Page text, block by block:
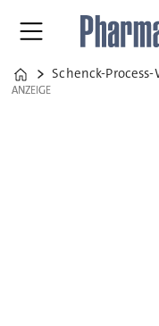
Home
Schenck-
ANZEIGE
ANZEIGE